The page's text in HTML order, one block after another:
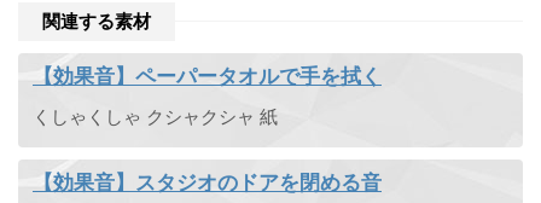
関連する素材
【効果音】ペーパータオルで手を拭く
くしゃくしゃ クシャクシャ 紙
【効果音】スタジオのドアを閉める音